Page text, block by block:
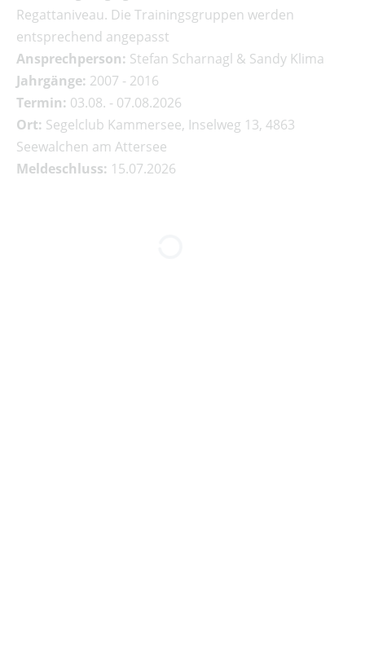
Regattaniveau. Die Trainingsgruppen werden
entsprechend angepasst
Ansprechperson: Stefan Scharnagl & Sandy Klima
Jahrgänge: 2007 - 2016
Termin: 03.08. - 07.08.2026
Ort: Segelclub Kammersee, Inselweg 13, 4863
Seewalchen am Attersee
Meldeschluss: 15.07.2026